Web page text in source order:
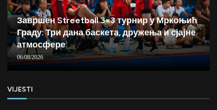
Завршен Streetball 3×3 турнир у Мркоњић
Граду: Три дана баскета, дружења и сјајне
атмосфере
06/08/2026
VIJESTI